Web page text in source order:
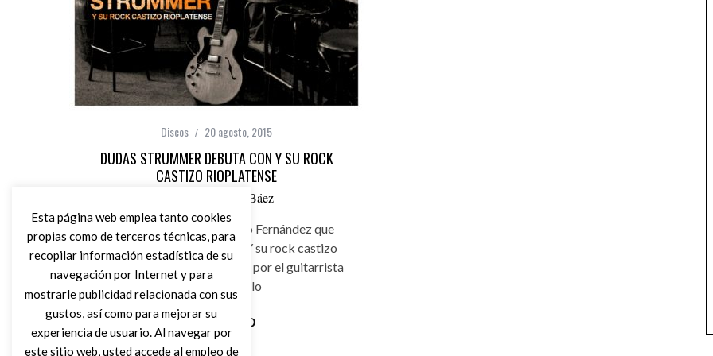
Discos 20 agosto, 2015
DUDAS STRUMMER DEBUTA CON Y SU ROCK
CASTIZO RIOPLATENSE
Carlos Pérez Báez
Dudas Strummer es Eduardo Fernández que
debuta con su nuevo disco “Y su rock castizo
rioplatense”, álbum producido por el guitarrista
Candy Caramelo
Leer Más
Esta página web emplea tanto cookies
propias como de terceros técnicas, para
recopilar información estadística de su
navegación por Internet y para
mostrarle publicidad relacionada con sus
gustos, así como para mejorar su
experiencia de usuario. Al navegar por
este sitio web, usted accede al empleo de